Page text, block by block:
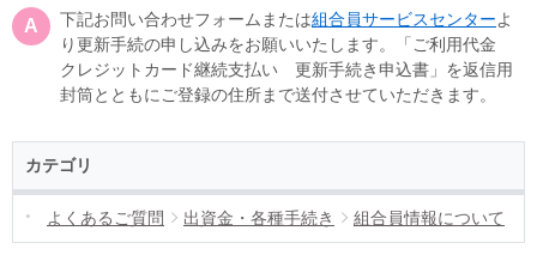
下記お問い合わせフォームまたは組合員サービスセンターよ
り更新手続の申し込みをお願いいたします。「ご利用代金
クレジットカード継続支払い 更新手続き申込書」を返信用
封筒とともにご登録の住所まで送付させていただきます。
カテゴリ
よくあるご質問 出資金・各種手続き 組合員情報について